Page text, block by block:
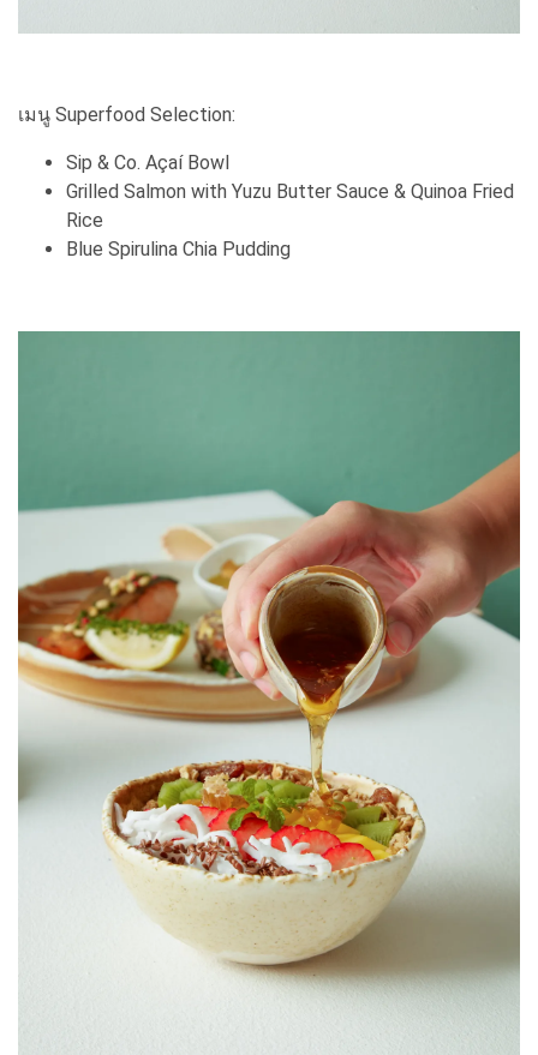
เมนู Superfood Selection:
Sip & Co. Açaí Bowl
Grilled Salmon with Yuzu Butter Sauce & Quinoa Fried
Rice
Blue Spirulina Chia Pudding